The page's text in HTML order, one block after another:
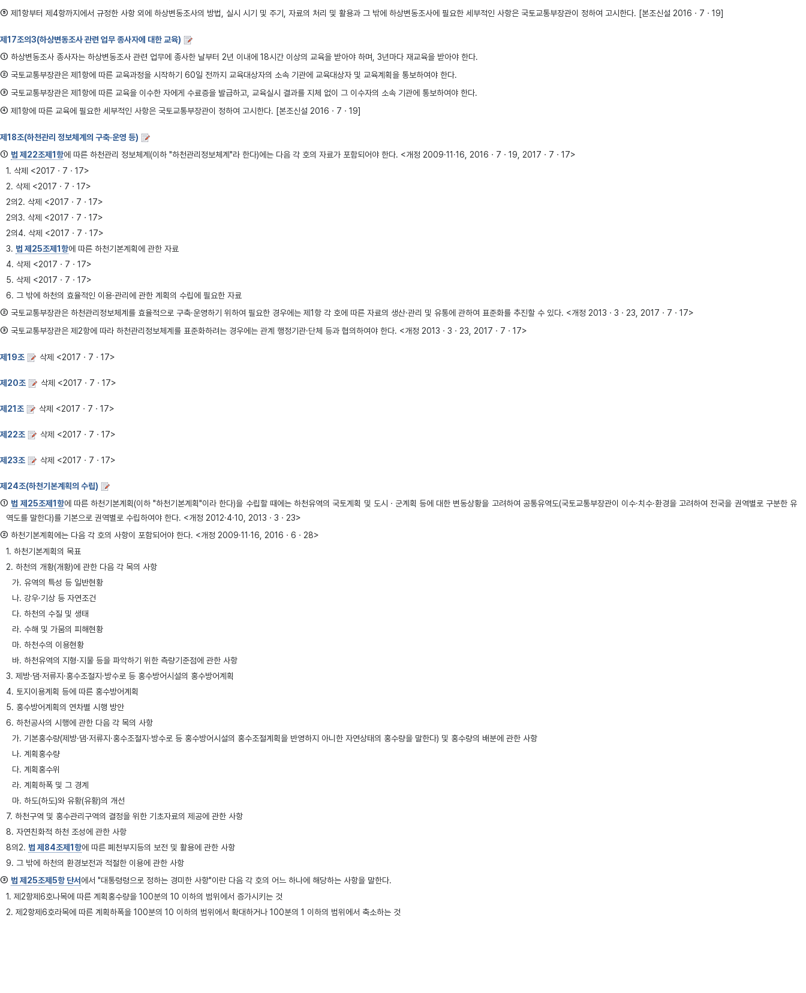
⑤ 제1항부터 제4항까지에서 규정한 사항 외에 하상변동조사의 방법, 실시 시기 및 주기, 자료의 처리 및 활용과 그 밖에 하상변동조사에 필요한 세부적인 사항은 국토교통부장관이 정하여 고시한다. [본조신설 2016ㆍ7ㆍ19]
제17조의3(하상변동조사 관련 업무 종사자에 대한 교육)
① 하상변동조사 종사자는 하상변동조사 관련 업무에 종사한 날부터 2년 이내에 18시간 이상의 교육을 받아야 하며, 3년마다 재교육을 받아야 한다.
② 국토교통부장관은 제1항에 따른 교육과정을 시작하기 60일 전까지 교육대상자의 소속 기관에 교육대상자 및 교육계획을 통보하여야 한다.
③ 국토교통부장관은 제1항에 따른 교육을 이수한 자에게 수료증을 발급하고, 교육실시 결과를 지체 없이 그 이수자의 소속 기관에 통보하여야 한다.
④ 제1항에 따른 교육에 필요한 세부적인 사항은 국토교통부장관이 정하여 고시한다. [본조신설 2016ㆍ7ㆍ19]
제18조(하천관리 정보체계의 구축·운영 등)
① 법 제22조제1항에 따른 하천관리 정보체계(이하 "하천관리정보체계"라 한다)에는 다음 각 호의 자료가 포함되어야 한다. <개정 2009·11·16, 2016ㆍ7ㆍ19, 2017ㆍ7ㆍ17>
1. 삭제 <2017ㆍ7ㆍ17>
2. 삭제 <2017ㆍ7ㆍ17>
2의2. 삭제 <2017ㆍ7ㆍ17>
2의3. 삭제 <2017ㆍ7ㆍ17>
2의4. 삭제 <2017ㆍ7ㆍ17>
3. 법 제25조제1항에 따른 하천기본계획에 관한 자료
4. 삭제 <2017ㆍ7ㆍ17>
5. 삭제 <2017ㆍ7ㆍ17>
6. 그 밖에 하천의 효율적인 이용·관리에 관한 계획의 수립에 필요한 자료
② 국토교통부장관은 하천관리정보체계를 효율적으로 구축·운영하기 위하여 필요한 경우에는 제1항 각 호에 따른 자료의 생산·관리 및 유통에 관하여 표준화를 추진할 수 있다. <개정 2013ㆍ3ㆍ23, 2017ㆍ7ㆍ17>
③ 국토교통부장관은 제2항에 따라 하천관리정보체계를 표준화하려는 경우에는 관계 행정기관·단체 등과 협의하여야 한다. <개정 2013ㆍ3ㆍ23, 2017ㆍ7ㆍ17>
제19조 삭제 <2017ㆍ7ㆍ17>
제20조 삭제 <2017ㆍ7ㆍ17>
제21조 삭제 <2017ㆍ7ㆍ17>
제22조 삭제 <2017ㆍ7ㆍ17>
제23조 삭제 <2017ㆍ7ㆍ17>
제24조(하천기본계획의 수립)
① 법 제25조제1항에 따른 하천기본계획(이하 "하천기본계획"이라 한다)을 수립할 때에는 하천유역의 국토계획 및 도시ㆍ군계획 등에 대한 변동상황을 고려하여 공통유역도(국토교통부장관이 이수·치수·환경을 고려하여 전국을 권역별로 구분한 유
역도를 말한다)를 기본으로 권역별로 수립하여야 한다. <개정 2012·4·10, 2013ㆍ3ㆍ23>
② 하천기본계획에는 다음 각 호의 사항이 포함되어야 한다. <개정 2009·11·16, 2016ㆍ6ㆍ28>
1. 하천기본계획의 목표
2. 하천의 개황(개황)에 관한 다음 각 목의 사항
가. 유역의 특성 등 일반현황
나. 강우·기상 등 자연조건
다. 하천의 수질 및 생태
라. 수해 및 가뭄의 피해현황
마. 하천수의 이용현황
바. 하천유역의 지형·지물 등을 파악하기 위한 측량기준점에 관한 사항
3. 제방·댐·저류지·홍수조절지·방수로 등 홍수방어시설의 홍수방어계획
4. 토지이용계획 등에 따른 홍수방어계획
5. 홍수방어계획의 연차별 시행 방안
6. 하천공사의 시행에 관한 다음 각 목의 사항
가. 기본홍수량(제방·댐·저류지·홍수조절지·방수로 등 홍수방어시설의 홍수조절계획을 반영하지 아니한 자연상태의 홍수량을 말한다) 및 홍수량의 배분에 관한 사항
나. 계획홍수량
다. 계획홍수위
라. 계획하폭 및 그 경계
마. 하도(하도)와 유황(유황)의 개선
7. 하천구역 및 홍수관리구역의 결정을 위한 기초자료의 제공에 관한 사항
8. 자연친화적 하천 조성에 관한 사항
8의2. 법 제84조제1항에 따른 폐천부지등의 보전 및 활용에 관한 사항
9. 그 밖에 하천의 환경보전과 적절한 이용에 관한 사항
③ 법 제25조제5항 단서 에서 "대통령령으로 정하는 경미한 사항"이란 다음 각 호의 어느 하나에 해당하는 사항을 말한다.
1. 제2항제6호나목에 따른 계획홍수량을 100분의 10 이하의 범위에서 증가시키는 것
2. 제2항제6호라목에 따른 계획하폭을 100분의 10 이하의 범위에서 확대하거나 100분의 1 이하의 범위에서 축소하는 것